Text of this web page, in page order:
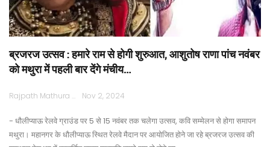
ब्रजरज उत्सव : हमारे राम से होगी शुरुआत, आशुतोष राणा पांच नवंबर
को मथुरा में पहली बार देंगे मंचीय…
Rajpath Mathura Nov 2, 2024
- धौलीप्याऊ रेलवे ग्राउंड पर 5 से 15 नवंबर तक चलेगा उत्सव, कवि सम्मेलन से होगा समापन
मथुरा। महानगर के धौलीप्याऊ स्थित रेलवे मैदान पर आयोजित होने जा रहे ब्रजरज उत्सव की